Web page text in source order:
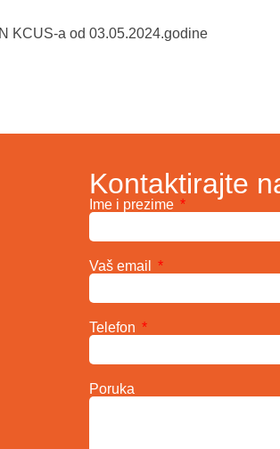
KCUS-a od 03.05.2024.godine
Kontaktirajte
Ime i prezime
Vaš email
Telefon
Poruka